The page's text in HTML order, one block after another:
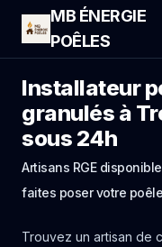
MB ÉNERGIE
POÊLES
Installateur
granulés à
sous 24h
Artisans RGE
faites poser votre
Trouvez un artisan de